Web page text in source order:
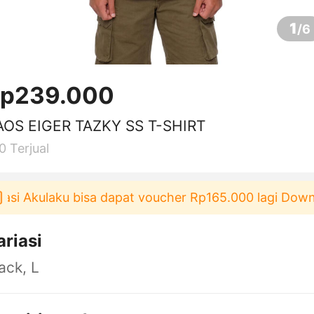
1/6
EIGER TAZKY SS T-SHIRT
Terjual
bisa dapat voucher Rp165.000 lagi
L